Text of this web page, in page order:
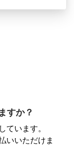
すか？
います。
いいただけま